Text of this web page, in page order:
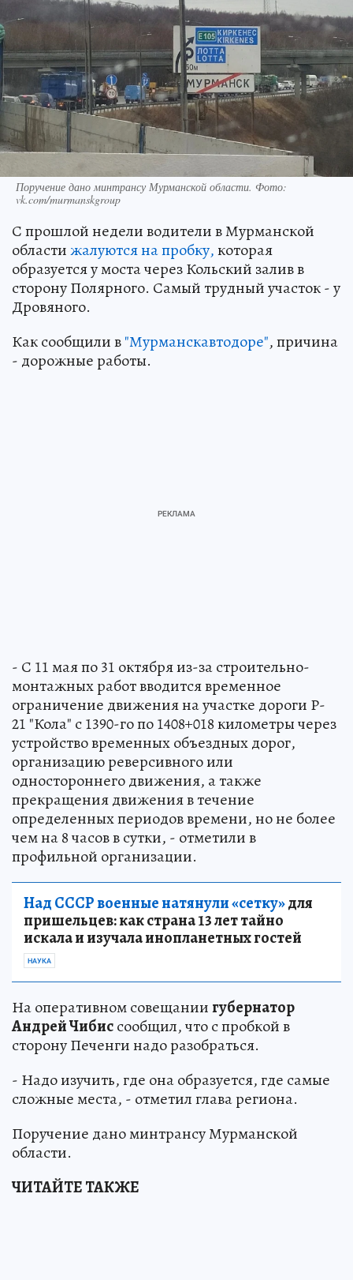
Поручение дано минтрансу Мурманской области. Фото:
vk.com/murmanskgroup
С прошлой недели водители в Мурманской
областижалуются на пробку,которая
образуется у моста через Кольский залив в
сторону Полярного. Самый трудный участок - у
Дровяного.
Как сообщили в"Мурманскавтодоре", причина
- дорожные работы.
- С 11 мая по 31 октября из-за строительно-
монтажных работ вводится временное
ограничение движения на участке дороги Р-
21 "Кола" с 1390-го по 1408+018 километры через
устройство временных объездных дорог,
организацию реверсивного или
одностороннего движения, а также
прекращения движения в течение
определенных периодов времени, но не более
чем на 8 часов в сутки, - отметили в
профильной организации.
Над СССР военные натянули «сетку»для
пришельцев: как страна 13 лет тайно
искала и изучала инопланетных гостей
НАУКА
На оперативном совещаниигубернатор
Андрей Чибиссообщил, что с пробкой в
сторону Печенги надо разобраться.
- Надо изучить, где она образуется, где самые
сложные места, - отметил глава региона.
Поручение дано минтрансу Мурманской
области.
ЧИТАЙТЕ ТАКЖЕ